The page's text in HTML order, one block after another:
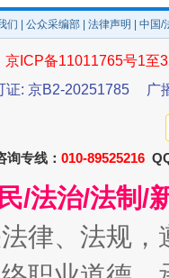
们 公众采编部 法律声明 | 中国
京ICP备11011765号1至
证: 京B2-20251785
广
询专线： 010-89525216
/法治/法制/
律、法规